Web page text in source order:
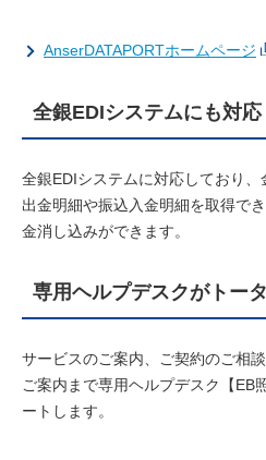
AnserDATAPORTホームページ
全銀EDIシステムにも対応
全銀EDIシステムに対応しており、
出金明細や振込入金明細を取得で
金消し込みができます。
専用ヘルプデスクがトー
サービスのご案内、ご契約のご相
ご案内まで専用ヘルプデスク【EB
ートします。